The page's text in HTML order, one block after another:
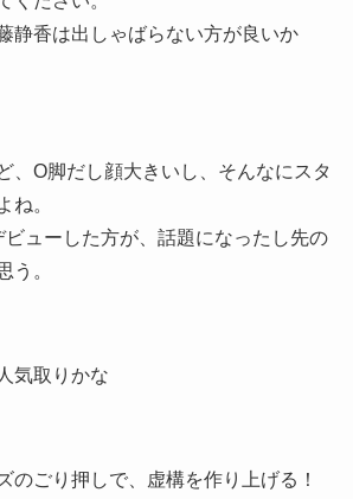
静香は出しゃばらない方が良いか
、O脚だし顔大きいし、そんなにスタ
ね。
ューした方が、話題になったし先の
う。
気取りかな
のごり押しで、虚構を作り上げる！